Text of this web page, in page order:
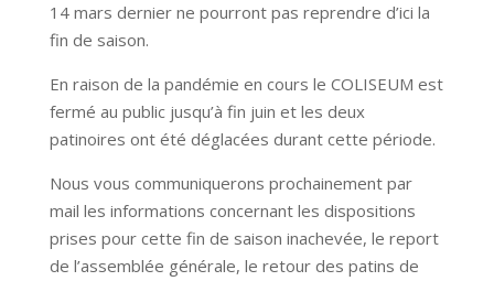
14 mars dernier ne pourront pas reprendre d’ici la
fin de saison.
En raison de la pandémie en cours le COLISEUM est
fermé au public jusqu’à fin juin et les deux
patinoires ont été déglacées durant cette période.
Nous vous communiquerons prochainement par
mail les informations concernant les dispositions
prises pour cette fin de saison inachevée, le report
de l’assemblée générale, le retour des patins de